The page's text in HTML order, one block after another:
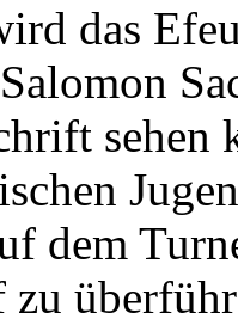
das
sehen
dem
zu